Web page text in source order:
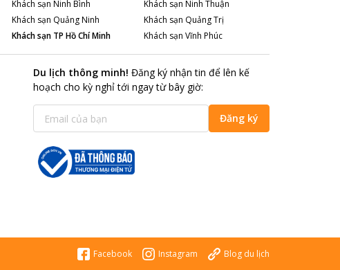
Khách sạn Ninh Bình Khách sạn Ninh Thuận
Khách sạn Quảng Ninh Khách sạn Quảng Trị
Khách sạn TP Hồ Chí Minh Khách sạn Vĩnh Phúc
Du lịch thông minh! Đăng ký nhận tin để lên kế
hoạch cho kỳ nghỉ tới ngay từ bây giờ:
Đăng ký
Facebook Instagram Blog du lịch